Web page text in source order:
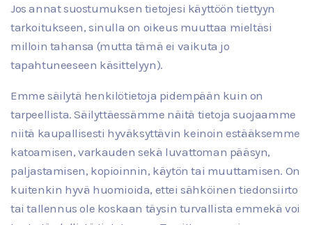
Jos annat suostumuksen tietojesi käyttöön tiettyyn
tarkoitukseen, sinulla on oikeus muuttaa mieltäsi
milloin tahansa (mutta tämä ei vaikuta jo
tapahtuneeseen käsittelyyn).
Emme säilytä henkilötietoja pidempään kuin on
tarpeellista. Säilyttäessämme näitä tietoja suojaamme
niitä kaupallisesti hyväksyttävin keinoin estääksemme
katoamisen, varkauden sekä luvattoman pääsyn,
paljastamisen, kopioinnin, käytön tai muuttamisen. On
kuitenkin hyvä huomioida, ettei sähköinen tiedonsiirto
tai tallennus ole koskaan täysin turvallista emmekä voi